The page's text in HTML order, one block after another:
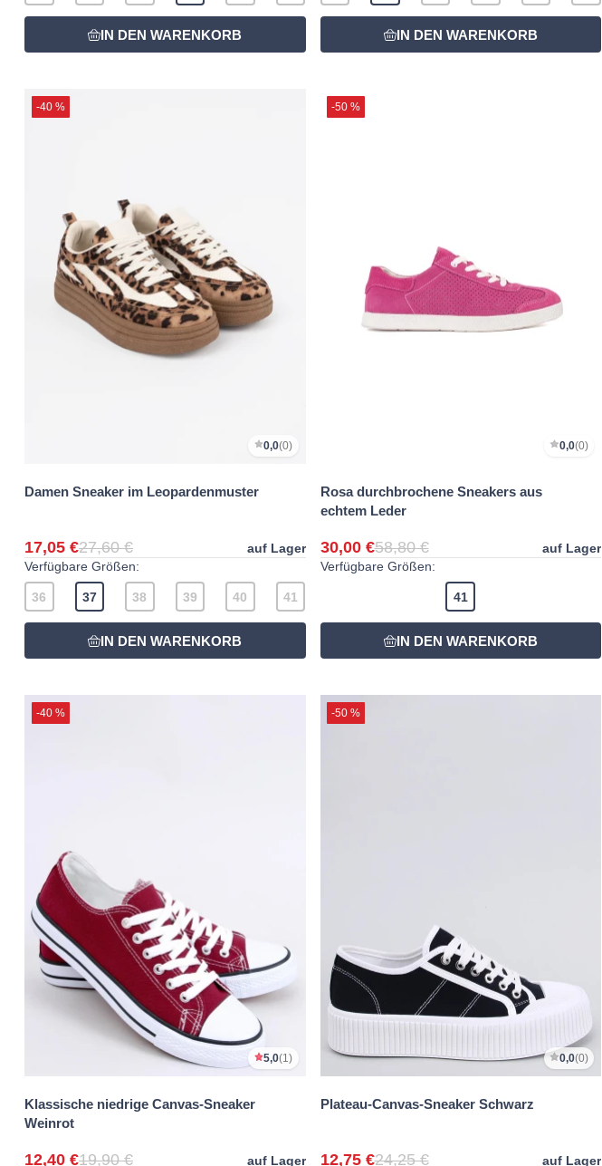
-40 %
0,0(0)
Damen Sneaker im Leopardenmuster
17,05 €27,60 €
auf Lager
Verfügbare Größen:
36 37 38 39 40 41
-50 %
0,0(0)
Rosa durchbrochene Sneakers aus
echtem Leder
30,00 €58,80 €
auf Lager
Verfügbare Größen:
41
-40 %
5,0(1)
Klassische niedrige Canvas-Sneaker
Weinrot
12,40 €19,90 € auf Lager
-50 %
0,0(0)
Plateau-Canvas-Sneaker Schwarz
12,75 €24,25 € auf Lager